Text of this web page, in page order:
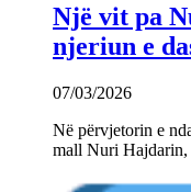
Një vit pa
njeriun e
07/03/2026
Në përvjetorin e
mall Nuri